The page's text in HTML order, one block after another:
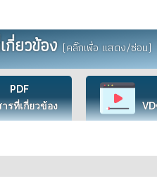
กี่ยวข้อง(คลิ๊กเพื่อ แสดง/ซ่อน)
PDF
ารที่เกี่ยวข้อง